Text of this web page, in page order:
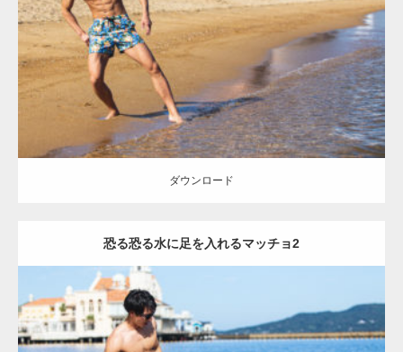
Category:海のマッチョ オレンジの人 AKIHITO(細マッチョ) 腹筋
ダウンロード
ダウンロード
恐る恐る水に足を入れるマッチョ2
Update:2021.07.8
【YouTube】マッチョフリー素材メンバーが
ギネス世界記録…
【TV】TBS番組「ひるおび」にてマッスルプ
ラスが紹介されま…